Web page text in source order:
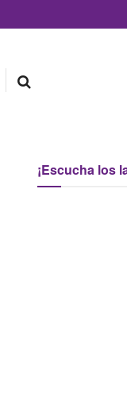
¡Escucha los